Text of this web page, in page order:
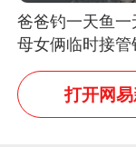
爸爸钓一天鱼一
母女俩临时接管
玩具鱼竿钓上
打开网